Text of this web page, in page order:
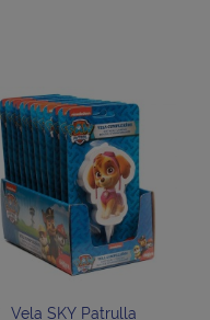
Vela SKY Patrulla